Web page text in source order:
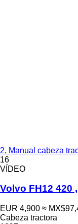
2, Manual cabeza
16
VÍDEO
Volvo FH12 420
EUR 4,900 ≈
Cabeza tractora